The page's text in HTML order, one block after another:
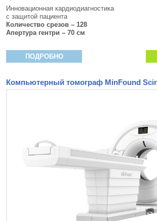
Инновационная кардиодиагностика
с защитой пациента
Количество срезов – 128
Апертура гентри – 70 см
ПОДРОБНО
Компьютерный томограф MinFound